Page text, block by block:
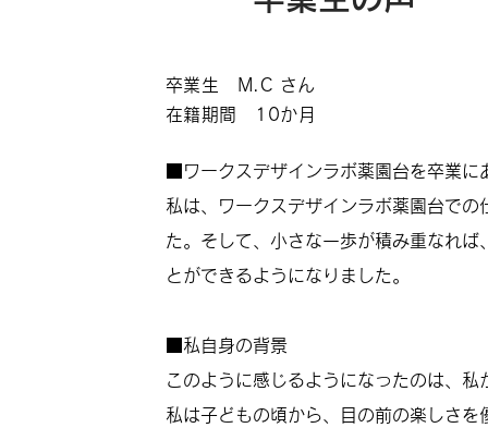
卒業生 M.C さん
在籍期間 10か月
■ワークスデザインラボ薬園台を卒業に
私は、ワークスデザインラボ薬園台で
た。そして、小さな一歩が積み重なれ
とができるようになりました。
■私自身の背景
このように感じるようになったのは、
私は子どもの頃から、目の前の楽しさ